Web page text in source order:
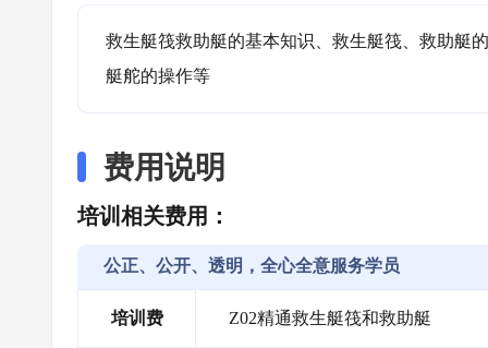
救生艇筏救助艇的基本知识、救生艇筏、救助艇
艇舵的操作等
费用说明
培训相关费用：
公正、公开、透明，全心全意服务学员
培训费 Z02精通救生艇筏和救助艇